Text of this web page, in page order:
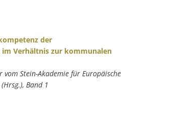
der
im Verhältnis zur kommunalen
Stein-Akademie für Europäische
Band 1